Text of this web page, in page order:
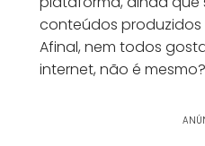
conteúdos produzidos
Afinal, nem todos
internet, não é mesmo?